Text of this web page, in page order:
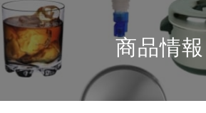
商品情報